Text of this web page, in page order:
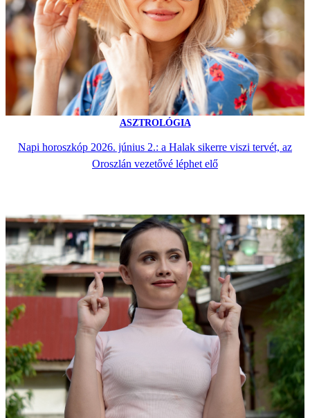
ASZTROLÓGIA
Napi horoszkóp 2026. június 2.: a Halak sikerre viszi tervét, az
Oroszlán vezetővé léphet elő